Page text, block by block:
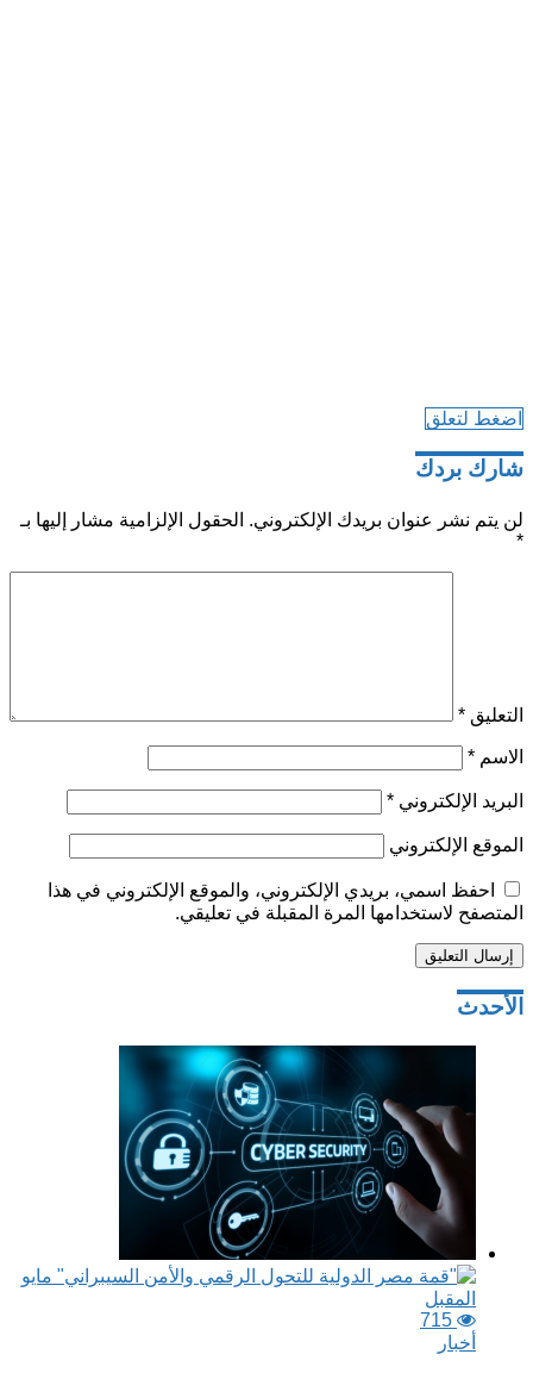
اضغط لتعلق
شارك بردك
لن يتم نشر عنوان بريدك الإلكتروني. الحقول الإلزامية مشار إليها بـ
*
التعليق *
الاسم *
البريد الإلكتروني *
الموقع الإلكتروني
احفظ اسمي، بريدي الإلكتروني، والموقع الإلكتروني في هذا
المتصفح لاستخدامها المرة المقبلة في تعليقي.
تصفّح
الأحدث
715
أخبار